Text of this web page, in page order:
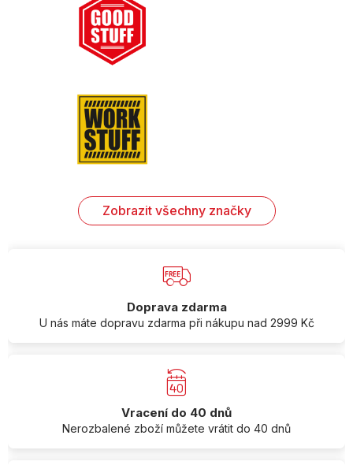
Zobrazit všechny značky
Doprava zdarma
U nás máte dopravu zdarma při nákupu nad 2999 Kč
Vracení do 40 dnů
Nerozbalené zboží můžete vrátit do 40 dnů